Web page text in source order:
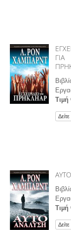
ΓΙΑ
Τιµή
Τιµή